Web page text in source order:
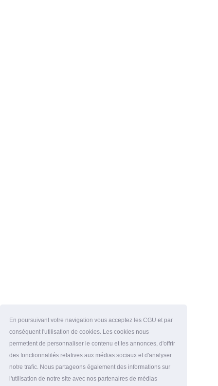
En poursuivant votre navigation vous acceptez les CGU et par
conséquent l'utilisation de cookies. Les cookies nous
permettent de personnaliser le contenu et les annonces, d'offrir
des fonctionnalités relatives aux médias sociaux et d'analyser
notre trafic. Nous partageons également des informations sur
l'utilisation de notre site avec nos partenaires de médias